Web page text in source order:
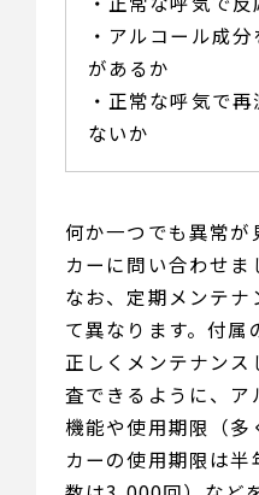
・アルコール成
があるか
・正常な呼気で
ないか
何か一つでも異常が
カーに問い合わせま
なお、定期メンテナ
て異なります。付属
正しくメンテナンス
査できるように、ア
機能や使用期限（多
カーの使用期限は